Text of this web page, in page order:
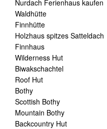
Nurdach Ferienhaus kaufen
Waldhütte
Finnhütte
Holzhaus spitzes Satteldach
Finnhaus
Wilderness Hut
Biwakschachtel
Roof Hut
Bothy
Scottish Bothy
Mountain Bothy
Backcountry Hut